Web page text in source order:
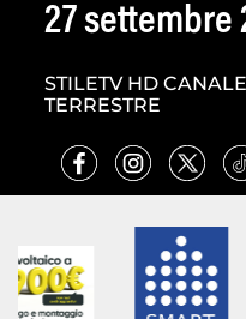
27 settembre
STILETV HD
TERRESTRE